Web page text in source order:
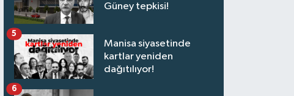
Güney tepkisi!
Manisa siyasetinde
kartlar yeniden
dağıtılıyor!
5
6